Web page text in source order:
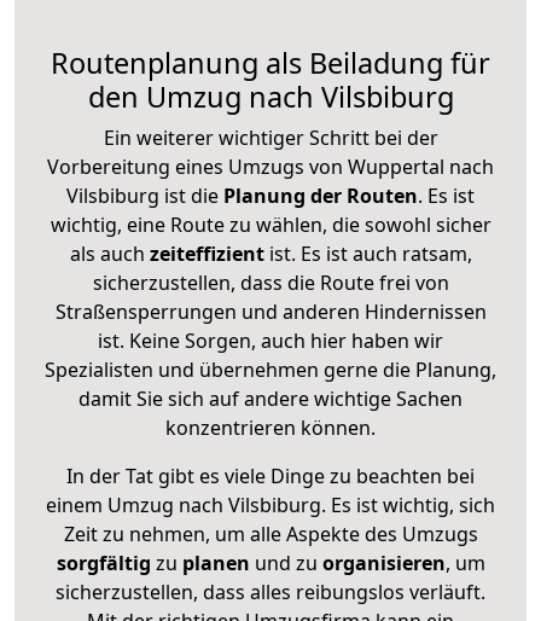
Routenplanung als Beiladung für
den Umzug nach Vilsbiburg
Ein weiterer wichtiger Schritt bei der
Vorbereitung eines Umzugs von Wuppertal nach
Vilsbiburg ist die Planung der Routen. Es ist
wichtig, eine Route zu wählen, die sowohl sicher
als auch zeiteffizientist. Es ist auch ratsam,
sicherzustellen, dass die Route frei von
Straßensperrungen und anderen Hindernissen
ist. Keine Sorgen, auch hier haben wir
Spezialisten und übernehmen gerne die Planung,
damit Sie sich auf andere wichtige Sachen
konzentrieren können.
In der Tat gibt es viele Dinge zu beachten bei
einem Umzug nach Vilsbiburg. Es ist wichtig, sich
Zeit zu nehmen, um alle Aspekte des Umzugs
sorgfältig zu planen und zu organisieren, um
sicherzustellen, dass alles reibungslos verläuft.